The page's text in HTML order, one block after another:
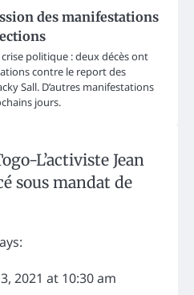
des manifestations
crise politique : deux décès ont
contre le report des
Sall. D’autres manifestations
jours.
L’activiste Jean
sous mandat de
2021 at 10:30 am